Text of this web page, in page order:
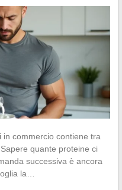
commercio contiene tra
quante proteine ci
successiva è ancora
la…